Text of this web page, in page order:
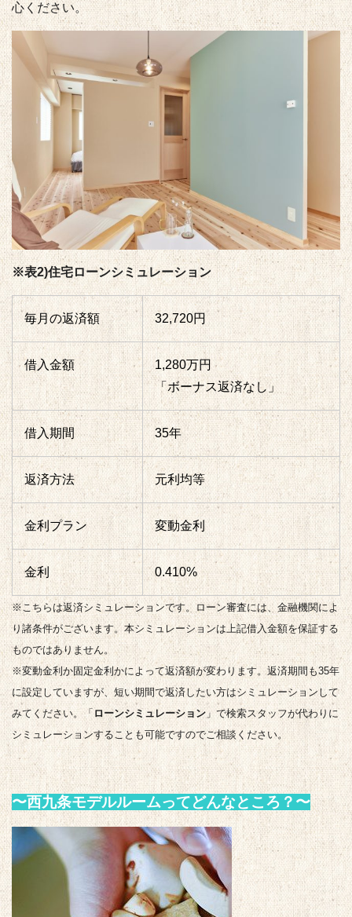
心ください。
※表2)住宅ローンシミュレーション
毎月の返済額 32,720円
借入金額 1,280万円
「ボーナス返済なし」
借入期間 35年
返済方法 元利均等
金利プラン 変動金利
金利 0.410%
※こちらは返済シミュレーションです。ローン審査には、金融機関によ
り諸条件がございます。本シミュレーションは上記借入金額を保証する
ものではありません。
※変動金利か固定金利かによって返済額が変わります。返済期間も35年
に設定していますが、短い期間で返済したい方はシミュレーションして
みてください。「 ローンシミュレーション 」で検索スタッフが代わりに
シミュレーションすることも可能ですのでご相談ください。
〜西九条モデルルームってどんなところ？〜